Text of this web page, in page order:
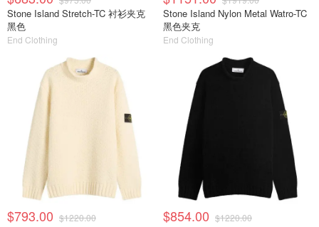
Stone Island Stretch-TC 衬衫夹克
黑色
End Clothing
Stone Island Nylon Metal Watro-TC
黑色夹克
End Clothing
$793.00 $1220.00 $854.00 $1220.00